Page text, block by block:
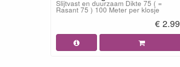
Slijtvast en duurzaam Dikte 75 ( =
Rasant 75 ) 100 Meter per klosje
€ 2.99